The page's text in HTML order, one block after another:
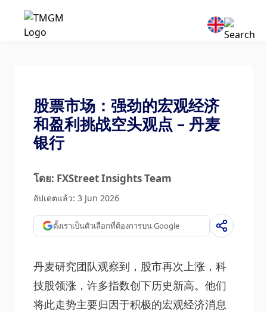
股票市场：强劲的宏观经济
和盈利挑战空头观点 – 丹麦
银行
โดย: FXStreet Insights Team
อัปเดตแล้ว: 3 Jun 2026
ตั้งเราเป็นตัวเลือกที่ต้องการบน Google
丹麦研究团队观察到，股市再次上涨，科
技股领涨，许多指数创下历史新高。他们
将此走势主要归因于积极的宏观经济消息